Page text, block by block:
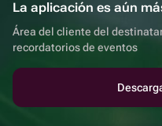
La aplicación es aún
Área del cliente del
recordatorios de eventos